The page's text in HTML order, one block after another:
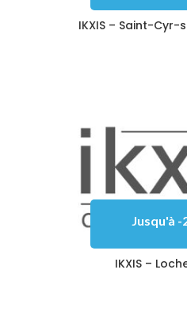
IKXIS – Saint-
Jusqu'à -
IKXIS –